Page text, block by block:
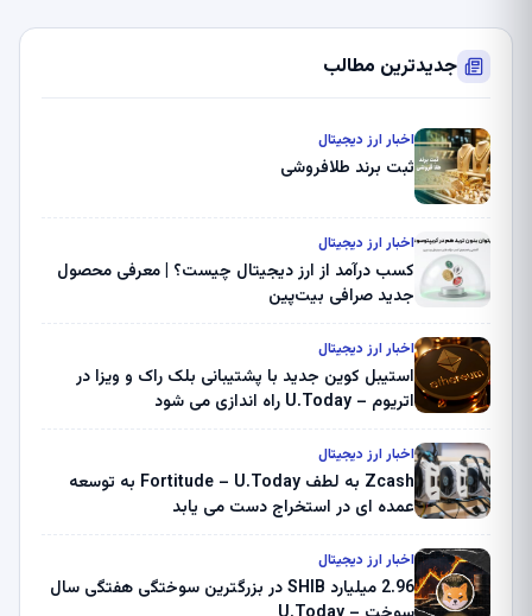
جدیدترین مطالب
اخبار ارز دیجیتال
ثبت برند طلافروشی
اخبار ارز دیجیتال
کسب درآمد از ارز دیجیتال چیست؟ | معرفی محصول
جدید صرافی بیت‌پین
اخبار ارز دیجیتال
استیبل کوین جدید با پشتیبانی بلک راک و ویزا در
اتریوم – U.Today راه اندازی می شود
اخبار ارز دیجیتال
Zcash به لطف Fortitude – U.Today به توسعه
عمده ای در استخراج دست می یابد
اخبار ارز دیجیتال
2.96 میلیارد SHIB در بزرگترین سوختگی هفتگی سال